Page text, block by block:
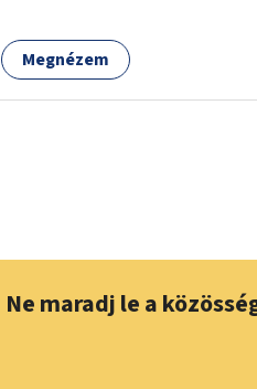
csökkentése céljából.
Megnézem
Ne maradj le a